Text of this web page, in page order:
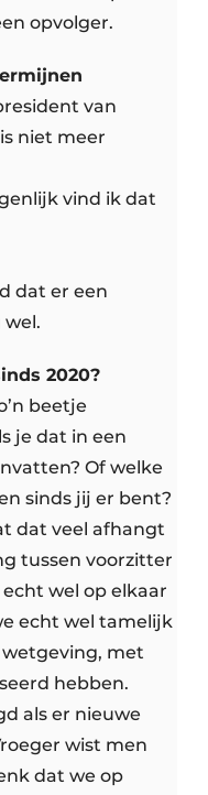
opvolger.
van
niet meer
vind ik dat
dat er een
2020?
beetje
je dat in een
Of welke
sinds jij er bent?
dat veel afhangt
tussen voorzitter
wel op elkaar
echt wel tamelijk
met
hebben.
als er nieuwe
wist men
dat we op